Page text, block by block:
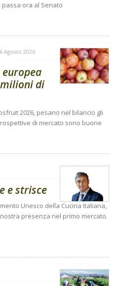
ora al Senato
6 Agosto 2026
di
2026, pesano nel bilancio gli
di mercato sono buone
e strisce
Unesco della Cucina Italiana,
presenza nel primo mercato